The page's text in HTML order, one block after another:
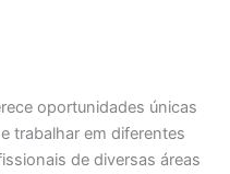
oportunidades únicas
trabalhar em diferentes
de diversas áreas